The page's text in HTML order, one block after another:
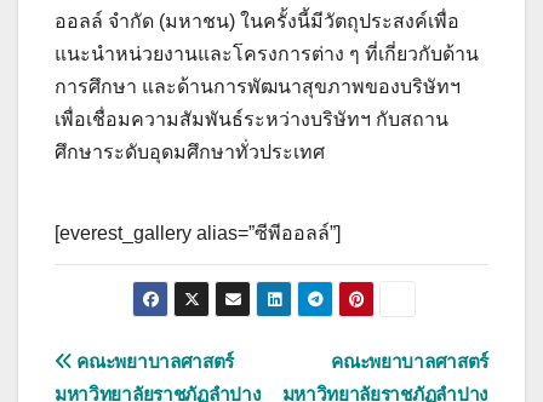
ออลล์ จำกัด (มหาชน) ในครั้งนี้มีวัตถุประสงค์เพื่อ
แนะนำหน่วยงานและโครงการต่าง ๆ ที่เกี่ยวกับด้าน
การศึกษา และด้านการพัฒนาสุขภาพของบริษัทฯ
เพื่อเชื่อมความสัมพันธ์ระหว่างบริษัทฯ กับสถาน
ศึกษาระดับอุดมศึกษาทั่วประเทศ
[everest_gallery alias=”ซีพีออลล์”]
แนะแนว
คณะพยาบาลศาสตร์
มหาวิทยาลัยราชภัฏลำปาง
คณะพยาบาลศาสตร์
มหาวิทยาลัยราชภัฏลำปาง